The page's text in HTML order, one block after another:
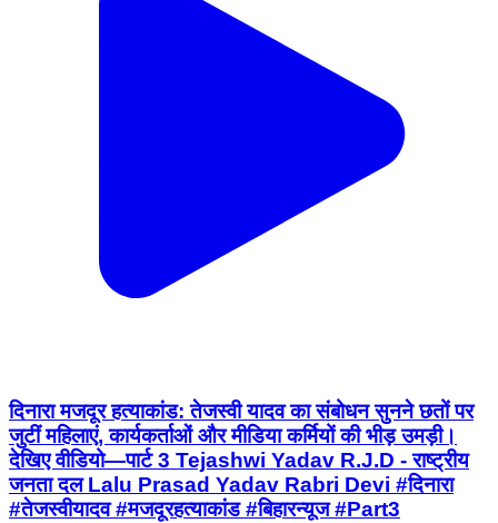
दिनारा मजदूर हत्याकांड: तेजस्वी यादव का संबोधन सुनने छतों पर
जुटीं महिलाएं, कार्यकर्ताओं और मीडिया कर्मियों की भीड़ उमड़ी।
देखिए वीडियो—पार्ट 3 Tejashwi Yadav R.J.D - राष्ट्रीय
जनता दल Lalu Prasad Yadav Rabri Devi #दिनारा
#तेजस्वीयादव #मजदूरहत्याकांड #बिहारन्यूज #Part3